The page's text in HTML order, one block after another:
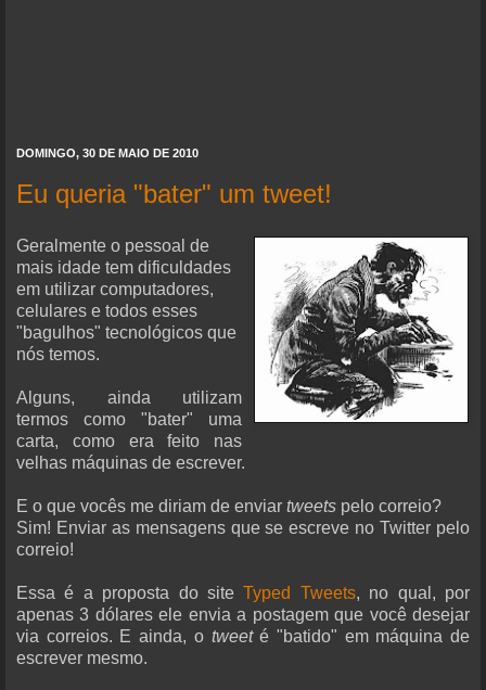
DOMINGO, 30 DE MAIO DE 2010
Eu queria "bater" um tweet!
Geralmente o pessoal de
mais idade tem dificuldades
em utilizar computadores,
celulares e todos esses
"bagulhos" tecnológicos que
nós temos.
Alguns, ainda utilizam
termos como "bater" uma
carta, como era feito nas
velhas máquinas de escrever.
E o que vocês me diriam de enviar tweets pelo correio?
Sim! Enviar as mensagens que se escreve no Twitter pelo
correio!
Essa é a proposta do siteTyped Tweets, no qual, por
apenas 3 dólares ele envia a postagem que você desejar
via correios. E ainda, o tweeté "batido" em máquina de
escrever mesmo.